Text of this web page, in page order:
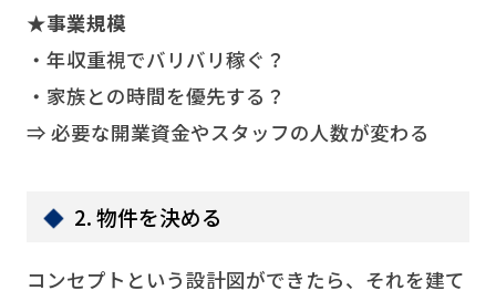
★事業規模
・年収重視でバリバリ稼ぐ？
・家族との時間を優先する？
⇒ 必要な開業資金やスタッフの人数が変わる
2. 物件を決める
コンセプトという設計図ができたら、それを建て